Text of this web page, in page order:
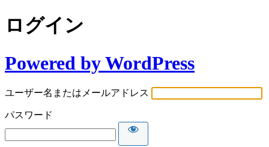
ログイン
Powered by WordPress
ユーザー名またはメールアドレス
パスワード